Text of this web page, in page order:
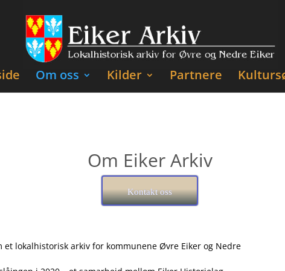
Om oss Kilder Partnere
Om Eiker Arkiv
Kontakt oss
et lokalhistorisk arkiv for kommunene Øvre Eiker og Nedre